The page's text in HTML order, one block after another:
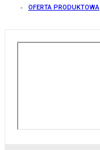
OFERTA PRODUKTOWA